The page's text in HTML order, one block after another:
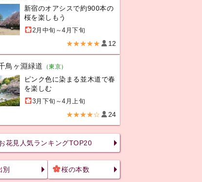
新宿のオアシスで約900本の
桜を楽しもう
2月中旬～4月下旬
★★★★★ 12
鳥ヶ淵緑道 （東京）
ピンク色に染まる並木道で春
を楽しむ
3月下旬～4月上旬
★★★★☆ 24
花見人気ランキングTOP20
別 桜の本数